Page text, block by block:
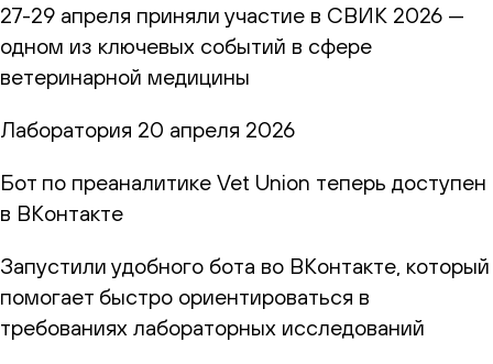
27-29 апреля приняли участие в СВИК 2026 —
одном из ключевых событий в сфере
ветеринарной медицины
Лаборатория 20 апреля 2026
Бот по преаналитике Vet Union теперь доступен
в ВКонтакте
Запустили удобного бота во ВКонтакте, который
помогает быстро ориентироваться в
требованиях лабораторных исследований